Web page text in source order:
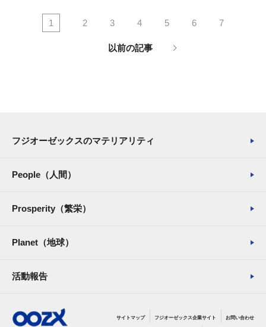
1 2 3 4 5 6 7
以前の記事
フジオーゼックスのマテリアリティ
People（人間）
Prosperity（繁栄）
Planet（地球）
活動報告
サイトマップ フジオーゼックス企業サイト お問い合わせ